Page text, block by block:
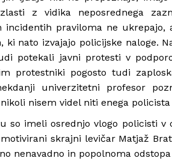
z vidika neposrednega
incidentih praviloma ne ukrepajo,
ki nato izvajajo policijske naloge.
potekali javni protesti v
protestniki pogosto tudi
univerzitetni profesor
nisem videl niti enega
so imeli osrednjo vlogo policisti
skrajni levičar Matjaž
nenavadno in popolnoma